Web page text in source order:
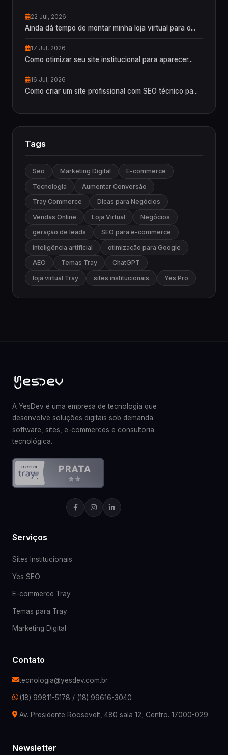
22 Jul, 2026
Ainda dá tempo de montar minha loja virtual para o...
17 Jul, 2026
Como otimizar seu site institucional para aparecer...
16 Jul, 2026
Como criar um site profissional com SEO técnico pa...
Tags
Seo Marketing Digital
E-commerce
Tecnologia
Aumentar Conversão
Tray Commerce
Dicas para Negócios
Vendas Online
Loja Virtual
Negócios
geração de leads
SEO para e-commerce
inteligência artificial
otimização para Google
AEO
Temas Tray
ChatGPT
loja virtual Tray
sites institucionais Yes Pro
A YesDev é uma empresa de tecnologia que
desenvolve soluções digitais sob demanda:
software, sites, e-commerces e consultoria
tecnológica.
Serviços
Sites Institucionais
Yes SEO
E-commerce Tray
Temas para Tray
Marketing Digital
Contato
tecnologia@yesdev.com.br
(18) 99811-5178 / (18) 99616-3040
Av. Presidente Roosevelt, 480 sala 12, Centro. 17000-029
Newsletter